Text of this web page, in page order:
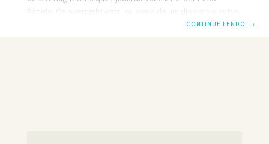
Rápido! Os overnight oats, ou aveia de um dia para o outro,
são uma opção prática e nutritiva para o café da manhã ou
CONTINUE LENDO →